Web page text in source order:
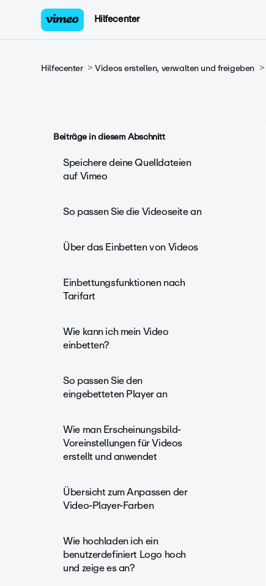
Hilfecenter
Hilfecenter Videos erstellen, verwalten und freigeben
Beiträge in diesem Abschnitt
Speichere deine Quelldateien
auf Vimeo
So passen Sie die Videoseite an
Über das Einbetten von Videos
Einbettungsfunktionen nach
Tarifart
Wie kann ich mein Video
einbetten?
So passen Sie den
eingebetteten Player an
Wie man Erscheinungsbild-
Voreinstellungen für Videos
erstellt und anwendet
Übersicht zum Anpassen der
Video-Player-Farben
Wie hochladen ich ein
benutzerdefiniert Logo hoch
und zeige es an?